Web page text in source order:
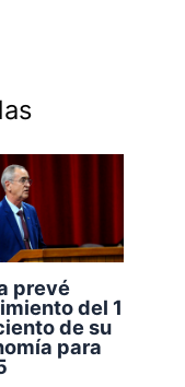
prevé
del 1
de su
para